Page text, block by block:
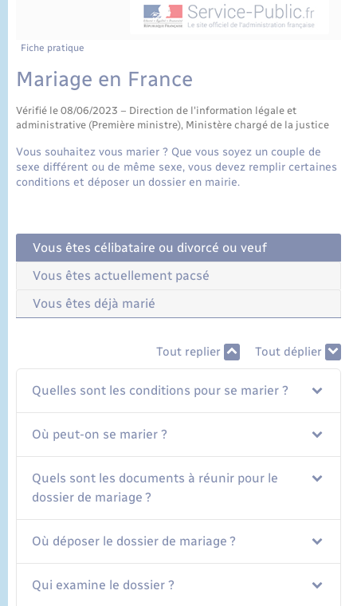
Fiche pratique
Mariage en France
Vérifié le 08/06/2023 – Direction de l'information légale et
administrative (Première ministre), Ministère chargé de la justice
Vous souhaitez vous marier ? Que vous soyez un couple de
sexe différent ou de même sexe, vous devez remplir certaines
conditions et déposer un dossier en mairie.
Vous êtes célibataire ou divorcé ou veuf
Vous êtes actuellement pacsé
Vous êtes déjà marié
Tout replier Tout déplier
Quelles sont les conditions pour se marier ?
Où peut-on se marier ?
Quels sont les documents à réunir pour le
dossier de mariage ?
Où déposer le dossier de mariage ?
Qui examine le dossier ?